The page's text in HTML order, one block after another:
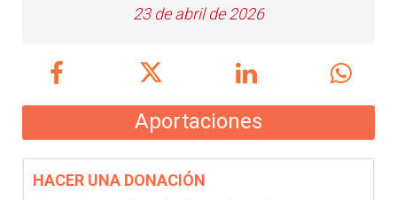
23 de abril de 2026
Aportaciones
HACER UNA DONACIÓN